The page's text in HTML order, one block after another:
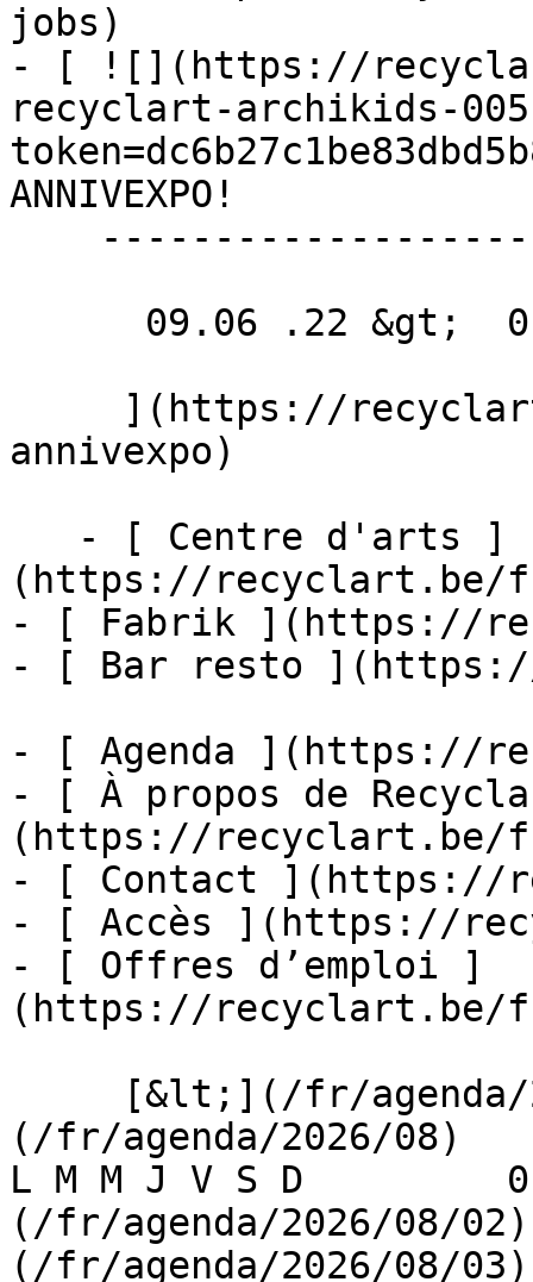
jobs)
- [ ![](https://
recyclart-archikids-
ANNIVEXPO!
annivexpo)
(https://recyclart.be/
- [ Fabrik ](https://
- [ Bar resto
- [ Agenda ](https://
- [ À propos de
(https://recyclart.be/
- [ Contact ](https://
- [ Accès ](https://
- [ Offres d’emploi ]
(https://recyclart.be/
(/fr/agenda/2026/08)
L M M J V S D
(/fr/agenda/2026/08/
(/fr/agenda/2026/08/